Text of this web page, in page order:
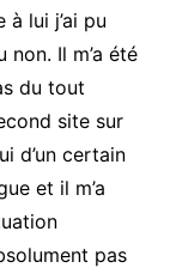
lui j’ai pu
Il m’a été
du tout
site sur
d’un certain
et il m’a
pas